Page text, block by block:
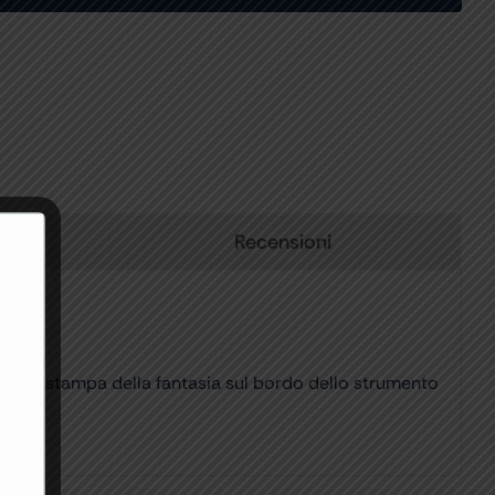
Recensioni
La stampa della fantasia sul bordo dello strumento